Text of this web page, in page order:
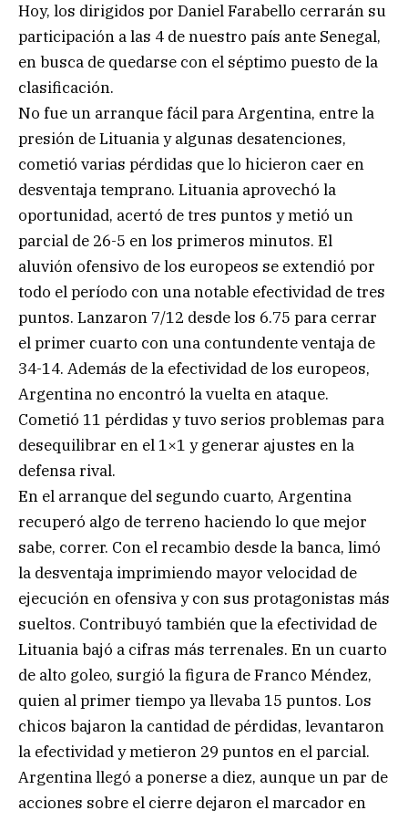
Hoy, los dirigidos por Daniel Farabello cerrarán su
participación a las 4 de nuestro país ante Senegal,
en busca de quedarse con el séptimo puesto de la
clasificación.
No fue un arranque fácil para Argentina, entre la
presión de Lituania y algunas desatenciones,
cometió varias pérdidas que lo hicieron caer en
desventaja temprano. Lituania aprovechó la
oportunidad, acertó de tres puntos y metió un
parcial de 26-5 en los primeros minutos. El
aluvión ofensivo de los europeos se extendió por
todo el período con una notable efectividad de tres
puntos. Lanzaron 7/12 desde los 6.75 para cerrar
el primer cuarto con una contundente ventaja de
34-14. Además de la efectividad de los europeos,
Argentina no encontró la vuelta en ataque.
Cometió 11 pérdidas y tuvo serios problemas para
desequilibrar en el 1×1 y generar ajustes en la
defensa rival.
En el arranque del segundo cuarto, Argentina
recuperó algo de terreno haciendo lo que mejor
sabe, correr. Con el recambio desde la banca, limó
la desventaja imprimiendo mayor velocidad de
ejecución en ofensiva y con sus protagonistas más
sueltos. Contribuyó también que la efectividad de
Lituania bajó a cifras más terrenales. En un cuarto
de alto goleo, surgió la figura de Franco Méndez,
quien al primer tiempo ya llevaba 15 puntos. Los
chicos bajaron la cantidad de pérdidas, levantaron
la efectividad y metieron 29 puntos en el parcial.
Argentina llegó a ponerse a diez, aunque un par de
acciones sobre el cierre dejaron el marcador en